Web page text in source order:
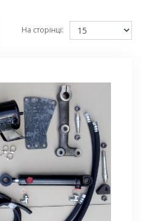
На сторінці: